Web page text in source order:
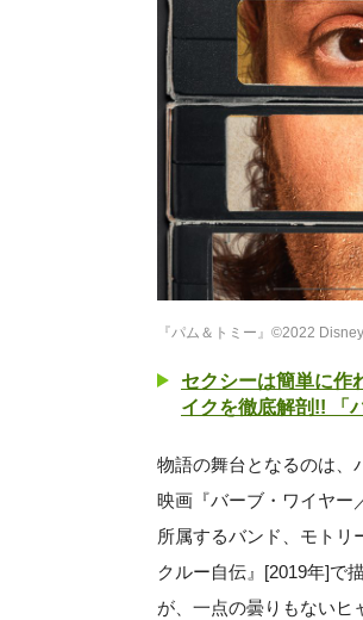
『パム＆トミー』©2022
セクシーは簡単に作
イクを徹底解剖!! 「
物語の舞台となるのは、
映画『バーブ・ワイヤー
所属するバンド、モトリ
クルー自伝』[2019年]で
が、一点の曇りもないヒ